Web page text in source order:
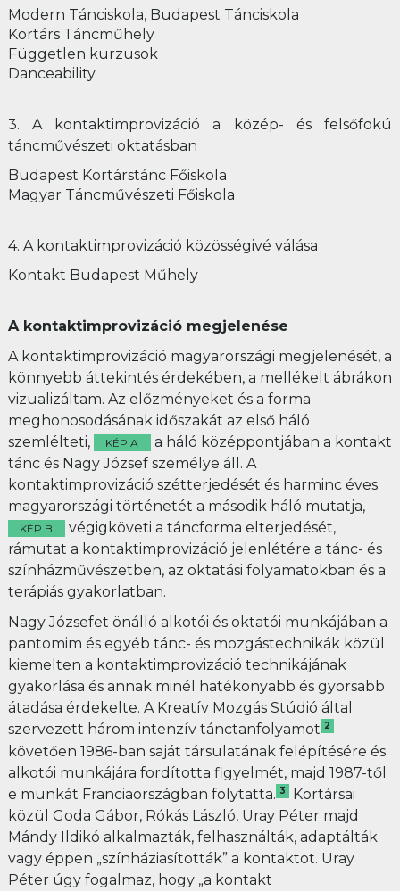
Modern Tánciskola, Budapest Tánciskola
Kortárs Táncműhely
Független kurzusok
Danceability
3. A kontaktimprovizáció a közép- és felsőfokú
táncművészeti oktatásban
Budapest Kortárstánc Főiskola
Magyar Táncművészeti Főiskola
4. A kontaktimprovizáció közösségivé válása
Kontakt Budapest Műhely
A kontaktimprovizáció megjelenése
A kontaktimprovizáció magyarországi megjelenését, a
könnyebb áttekintés érdekében, a mellékelt ábrákon
vizualizáltam. Az előzményeket és a forma
meghonosodásának időszakát az első háló
szemlélteti,
KÉP A
a háló középpontjában a kontakt
tánc és Nagy József személye áll. A
kontaktimprovizáció szétterjedését és harminc éves
magyarországi történetét a második háló mutatja,
KÉP B
végigköveti a táncforma elterjedését,
rámutat a kontaktimprovizáció jelenlétére a tánc- és
színházművészetben, az oktatási folyamatokban és a
terápiás gyakorlatban.
Nagy Józsefet önálló alkotói és oktatói munkájában a
pantomim és egyéb tánc- és mozgástechnikák közül
kiemelten a kontaktimprovizáció technikájának
gyakorlása és annak minél hatékonyabb és gyorsabb
átadása érdekelte. A Kreatív Mozgás Stúdió által
szervezett három intenzív tánctanfolyamot 2
követően 1986-ban saját társulatának felépítésére és
alkotói munkájára fordította figyelmét, majd 1987-től
e munkát Franciaországban folytatta. 3
Kortársai
közül Goda Gábor, Rókás László, Uray Péter majd
Mándy Ildikó alkalmazták, felhasználták, adaptálták
vagy éppen „színháziasították” a kontaktot. Uray
Péter úgy fogalmaz, hogy „a kontakt